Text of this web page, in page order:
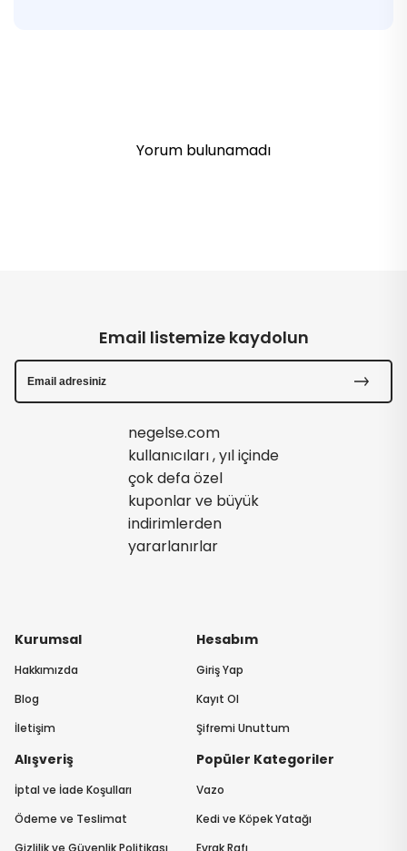
Yorum bulunamadı
Kurumsal
Hakkımızda
Blog
İletişim
Hesabım
Giriş Yap
Kayıt Ol
Şifremi Unuttum
Alışveriş
İptal ve İade Koşulları
Ödeme ve Teslimat
Popüler Kategoriler
Vazo
Kedi ve Köpek Yatağı
Email listemize kaydolun
negelse.com
kullanıcıları , yıl içinde
çok defa özel
kuponlar ve büyük
indirimlerden
yararlanırlar